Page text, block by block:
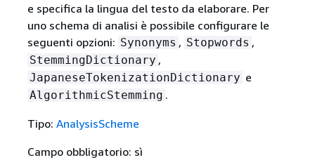
e specifica la lingua del testo da elaborare. Per
uno schema di analisi è possibile configurare le
seguenti opzioni: Synonyms , Stopwords ,
StemmingDictionary ,
JapaneseTokenizationDictionary e
AlgorithmicStemming .
Tipo: AnalysisScheme
Campo obbligatorio: sì